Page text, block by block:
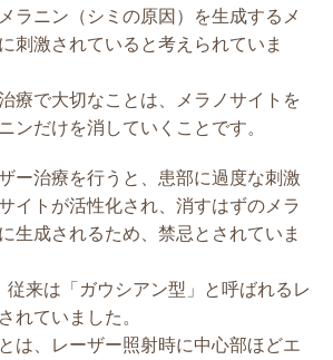
ラニン（シミの原因）を生成するメ
刺激されていると考えられていま
療で大切なことは、メラノサイトを
ンだけを消していくことです。
ー治療を行うと、患部に過度な刺激
イトが活性化され、消すはずのメラ
生成されるため、禁忌とされていま
従来は「ガウシアン型」と呼ばれるレ
れていました。
は、レーザー照射時に中心部ほどエ